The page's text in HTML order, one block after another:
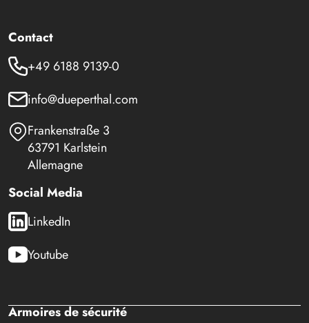
Contact
+49 6188 9139-0
info@dueperthal.com
Frankenstraße 3
63791 Karlstein
Allemagne
Social Media
LinkedIn
Youtube
Armoires de sécurité